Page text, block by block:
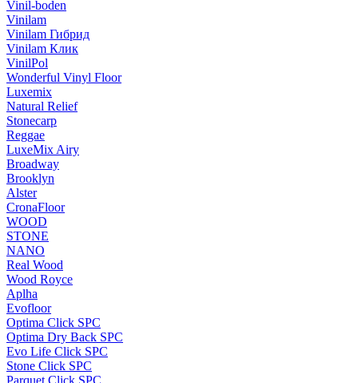
Vinil-boden
Vinilam
Vinilam Гибрид
Vinilam Клик
VinilPol
Wonderful Vinyl Floor
Luxemix
Natural Relief
Stonecarp
Reggae
LuxeMix Airy
Broadway
Brooklyn
Alster
CronaFloor
WOOD
STONE
NANO
Real Wood
Wood Royce
Aplha
Evofloor
Optima Click SPC
Optima Dry Back SPC
Evo Life Click SPC
Stone Click SPC
Parquet Click SPC